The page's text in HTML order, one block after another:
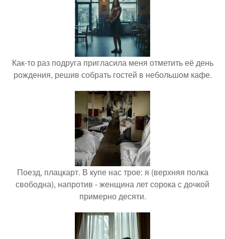
Как-то раз подруга пригласила меня отметить её день
рождения, решив собрать гостей в небольшом кафе.
Поезд, плацкарт. В купе нас трое: я (верхняя полка
свободна), напротив - женщина лет сорока с дочкой
примерно десяти.